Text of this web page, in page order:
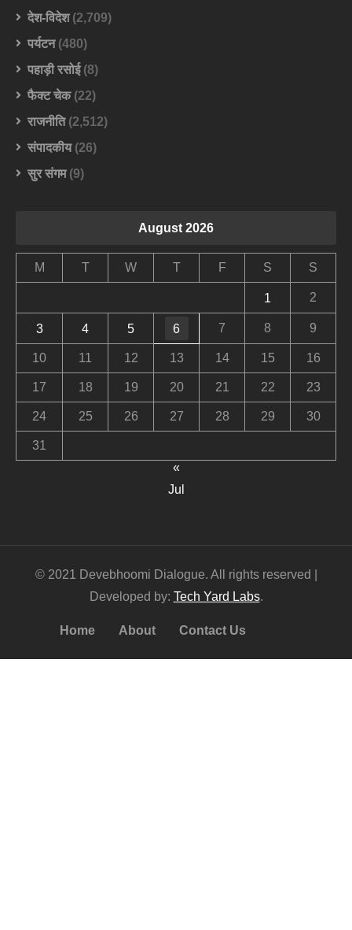
देश-विदेश(2,709)
पर्यटन(480)
पहाड़ी रसोई(8)
फैक्ट चेक(22)
राजनीति(2,512)
संपादकीय(26)
सुर संगम(9)
August 2026
M T W T F S S
1 2
3 4 5 6 7 8 9
10 11 12 13 14 15 16
17 18 19 20 21 22 23
24 25 26 27 28 29 30
31
«
Jul
© 2021 Devebhoomi Dialogue. All rights reserved |
Developed by: Tech Yard Labs.
Home About Contact Us